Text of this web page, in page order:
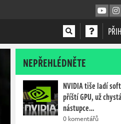
NEPŘEHLÉDNĚTE
NVIDIA tiše ladí
příští GPU, už
nástupce…
0 komentářů